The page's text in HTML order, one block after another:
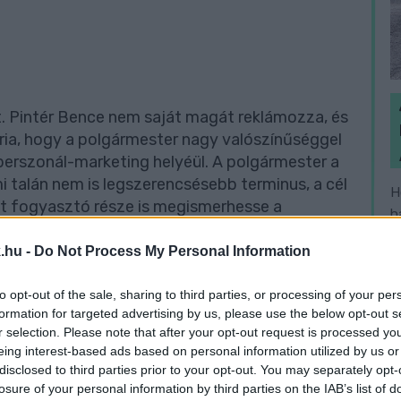
- Do Not Process My Personal Information
opt-out of the sale, sharing to third parties, or processing of your
for targeted advertising by us, please use the below opt-out
selection. Please note that after your opt-out request is processed
interest-based ads based on personal information utilized by us
to third parties prior to your opt-out. You may separately
of your personal information by third parties on the IAB’s list of
Bence nem saját magát reklámozza, és
hogy a polgármester nagy valószínűséggel
marketing helyéül. A polgármester a
nem is legszerencsésebb terminus, a cél
fogyasztó része is megismerhesse a
is szemet szúrt, hiszen elég érdekes állapot,
pénzét is vastagon használó médium
fontos, nagy érdeklődésre számot tartó,
ügybenKósa Roland (TSZV-LMP-Momentum-
felvetést: